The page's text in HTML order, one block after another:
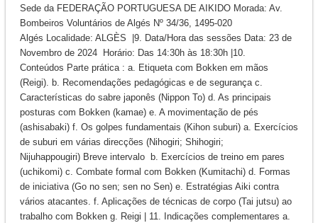
Sede da FEDERAÇÃO PORTUGUESA DE AIKIDO Morada: Av.
Bombeiros Voluntários de Algés Nº 34/36, 1495-020
Algés Localidade: ALGÈS |9. Data/Hora das sessões Data: 23 de
Novembro de 2024 Horário: Das 14:30h às 18:30h |10.
Conteúdos Parte prática : a. Etiqueta com Bokken em mãos
(Reigi). b. Recomendações pedagógicas e de segurança c.
Características do sabre japonês (Nippon To) d. As principais
posturas com Bokken (kamae) e. A movimentação de pés
(ashisabaki) f. Os golpes fundamentais (Kihon suburi) a. Exercícios
de suburi em várias direcções (Nihogiri; Shihogiri;
Nijuhappougiri) Breve intervalo b. Exercícios de treino em pares
(uchikomi) c. Combate formal com Bokken (Kumitachi) d. Formas
de iniciativa (Go no sen; sen no Sen) e. Estratégias Aiki contra
vários atacantes. f. Aplicações de técnicas de corpo (Tai jutsu) ao
trabalho com Bokken g. Reigi | 11. Indicações complementares a.